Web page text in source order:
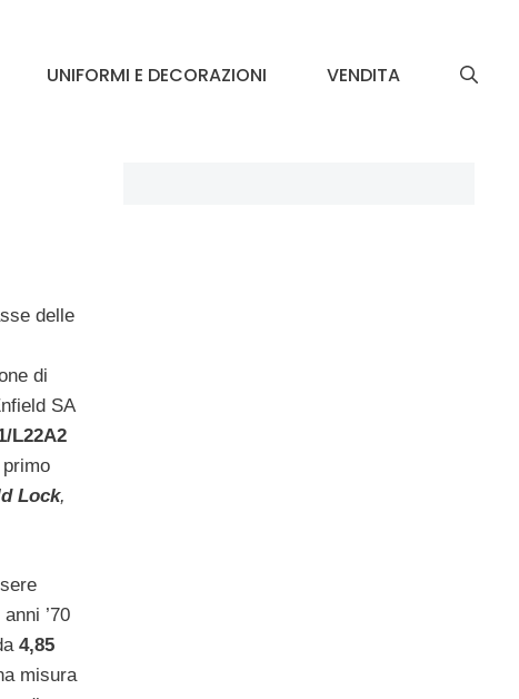
UNIFORMI E DECORAZIONI VENDITA
delle
di
SA
L22A2
Lock,
’70
4,85
misura